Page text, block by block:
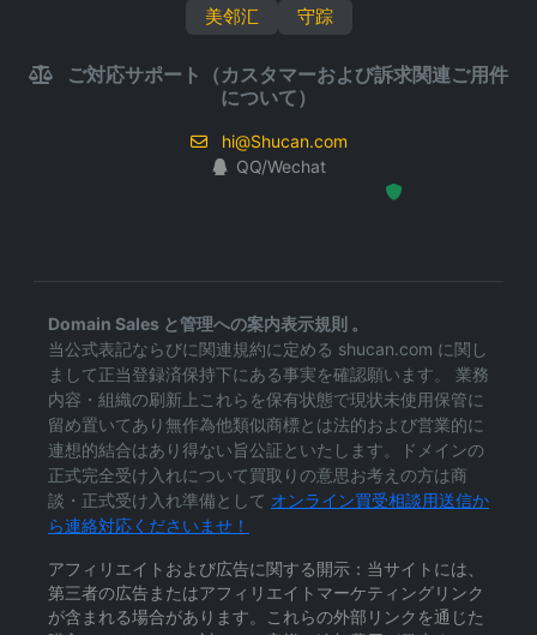
美邻汇
守踪
ご対応サポート（カスタマーおよび訴求関連ご用件
について）
hi@Shucan.com
QQ/Wechat
Domain Sales と管理への案内表示規則 。
当公式表記ならびに関連規約に定める shucan.com に関し
まして正当登録済保持下にある事実を確認願います。 業務
内容・組織の刷新上これらを保有状態で現状未使用保管に
留め置いてあり無作為他類似商標とは法的および営業的に
連想的結合はあり得ない旨公証といたします。ドメインの
正式完全受け入れについて買取りの意思お考えの方は商
談・正式受け入れ準備として オンライン買受相談用送信か
ら連絡対応くださいませ！
アフィリエイトおよび広告に関する開示：当サイトには、
第三者の広告またはアフィリエイトマーケティングリンク
が含まれる場合があります。これらの外部リンクを通じた